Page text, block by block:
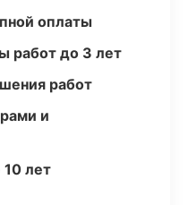
оплаты
работ до 3 лет
работ
и
лет